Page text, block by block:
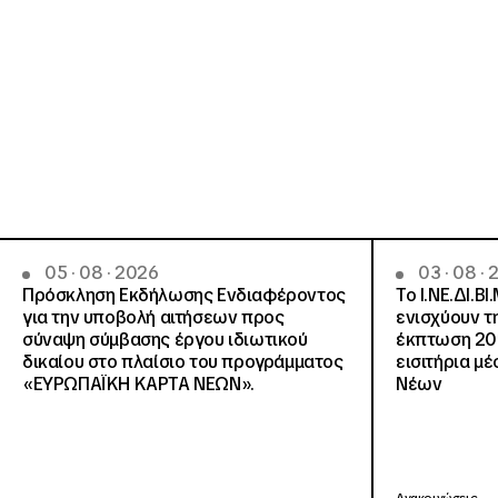
05 · 08 · 2026
Πρόσκληση Εκδήλωσης Ενδιαφέροντος
για την υποβολή αιτήσεων προς
σύναψη σύμβασης έργου ιδιωτικού
δικαίου στο πλαίσιο του προγράμματος
«ΕΥΡΩΠΑΪΚΗ ΚΑΡΤΑ ΝΕΩΝ».
03 · 08 ·
Το
ενισχύουν
έκπτωση
εισιτήρια
Νέων